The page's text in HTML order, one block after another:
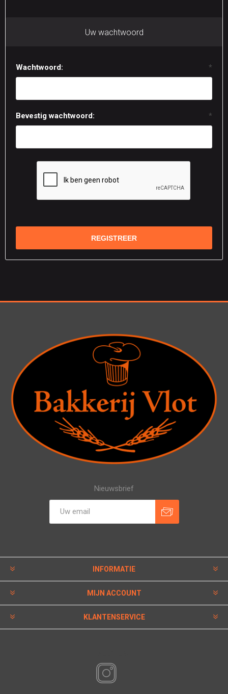
Uw wachtwoord
Wachtwoord: *
Bevestig wachtwoord: *
Nieuwsbrief
INFORMATIE
MIJN ACCOUNT
KLANTENSERVICE